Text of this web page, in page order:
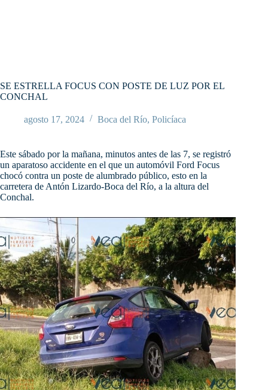
SE ESTRELLA FOCUS CON POSTE DE LUZ POR EL
CONCHAL
agosto 17, 2024 Boca del Río, Policíaca
Este sábado por la mañana, minutos antes de las 7, se registró
un aparatoso accidente en el que un automóvil Ford Focus
chocó contra un poste de alumbrado público, esto en la
carretera de Antón Lizardo-Boca del Río, a la altura del
Conchal.